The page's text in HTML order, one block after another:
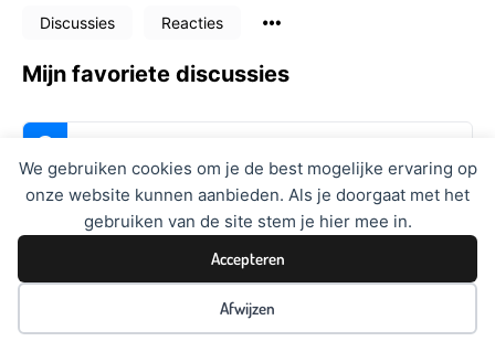
We gebruiken cookies om je de best mogelijke ervaring op
onze website kunnen aanbieden. Als je doorgaat met het
gebruiken van de site stem je hier mee in.
Accepteren
Afwijzen
Discussies Reacties
Mijn favoriete discussies